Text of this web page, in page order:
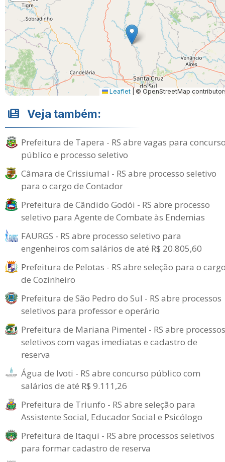
Leaflet © OpenStreetMap
Veja também:
Prefeitura de Tapera - RS abre vagas para
público e processo seletivo
Câmara de Crissiumal - RS abre processo seletivo
para o cargo de Contador
Prefeitura de Cândido Godói - RS abre processo
seletivo para Agente de Combate às Endemias
FAURGS - RS abre processo seletivo para
engenheiros com salários de até R$ 20.805,60
Prefeitura de Pelotas - RS abre seleção para o
de Cozinheiro
Prefeitura de São Pedro do Sul - RS abre processos
seletivos para professor e operário
Prefeitura de Mariana Pimentel - RS abre processos
seletivos com vagas imediatas e cadastro de
reserva
Água de Ivoti - RS abre concurso público com
salários de até R$ 9.111,26
Prefeitura de Triunfo - RS abre seleção para
Assistente Social, Educador Social e Psicólogo
Prefeitura de Itaqui - RS abre processos seletivos
para formar cadastro de reserva